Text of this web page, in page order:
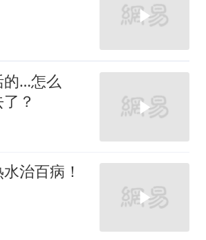
的…怎么
？
治百病！